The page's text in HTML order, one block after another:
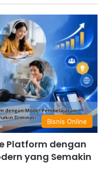
Bisnis Online
Platform dengan
yang Semakin